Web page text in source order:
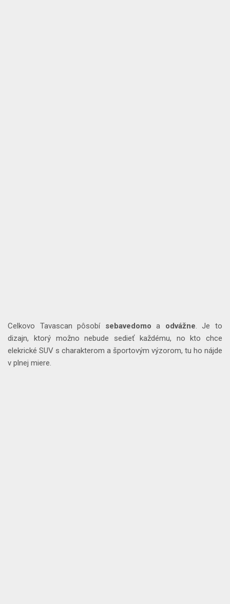
Celkovo Tavascan pôsobí sebavedomo a odvážne. Je to
dizajn, ktorý možno nebude sedieť každému, no kto chce
elekrické SUV s charakterom a športovým výzorom, tu ho nájde
v plnej miere.